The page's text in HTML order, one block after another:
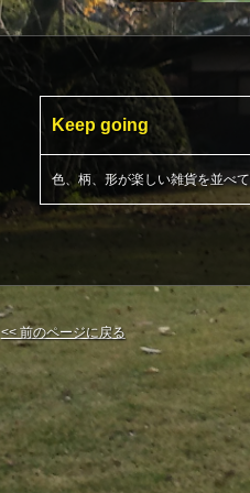
Keep going
色、柄、形が楽しい雑貨を並べ
<< 前のページに戻る